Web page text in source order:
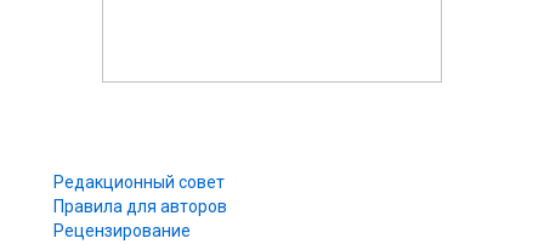
Редакционный совет
Правила для авторов
Рецензирование